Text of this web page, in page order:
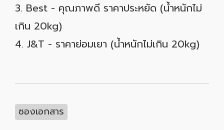
3. Best - คุณภาพดี ราคาประหยัด (น้ำหนักไม่
เกิน 20kg)
4. J&T - ราคาย่อมเยา (น้ำหนักไม่เกิน 20kg)
ซองเอกสาร